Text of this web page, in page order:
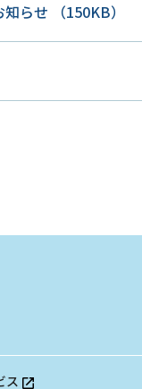
知らせ （150KB）
ス